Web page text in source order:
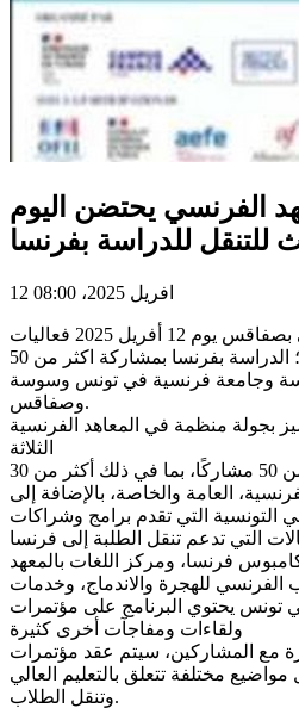
الفرنسي يحتضن اليوم
12 افريل 2025، 08:00
يحتضن المعهد الفرنسي بصفاقس يوم 12 أفريل 2025 فعاليات
المنتدى الثالث للتنقل؛ الدراسة بفرنسا بمشاركة اكثر من 50
من أكثر من 30 مدرسة وجامعة فرنسية في تونس وسوسة
وصفاقس.
بجولة منظمة في المعاهد الفرنسية
الثلاثة
سيجمع هذا المعرض أكثر من 50 مشاركًا، بما في ذلك أكثر من 30
العامة والخاصة، بالإضافة إلى
التونسية التي تقدم برامج وشراكات
فرنسا، ومركز اللغات بالمعهد
للهجرة والاندماج، وخدمات
تونس يحتوي البرنامج على مؤتمرات
ولقاءات ومفاجآت أخرى كثيرة
مع المشاركين، سيتم عقد مؤتمرات
مواضيع مختلفة تتعلق بالتعليم العالي
وتنقل الطلاب.